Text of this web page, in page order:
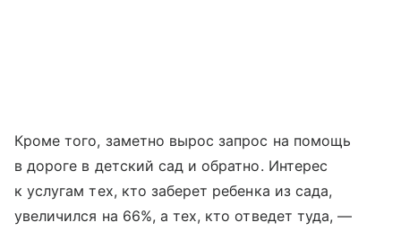
Кроме того, заметно вырос запрос на помощь
в дороге в детский сад и обратно. Интерес
к услугам тех, кто заберет ребенка из сада,
увеличился на 66%, а тех, кто отведет туда, —